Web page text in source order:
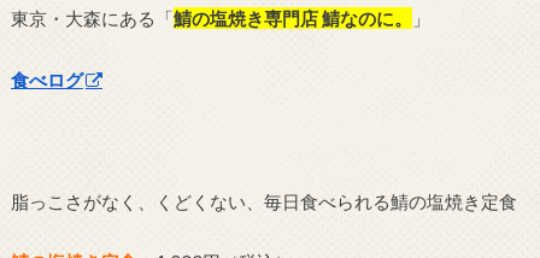
東京・大森にある「鯖の塩焼き専門店 鯖なのに。 」
食べログ
脂っこさがなく、くどくない、毎日食べられる鯖の塩焼き定食